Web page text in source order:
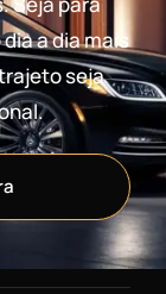
a dia mais
seja